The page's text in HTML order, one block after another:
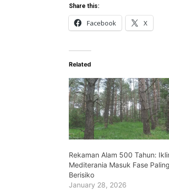
Share this:
Facebook X
Related
Rekaman Alam 500 Tahun:
Mediterania Masuk Fase Paling
Berisiko
January 28, 2026